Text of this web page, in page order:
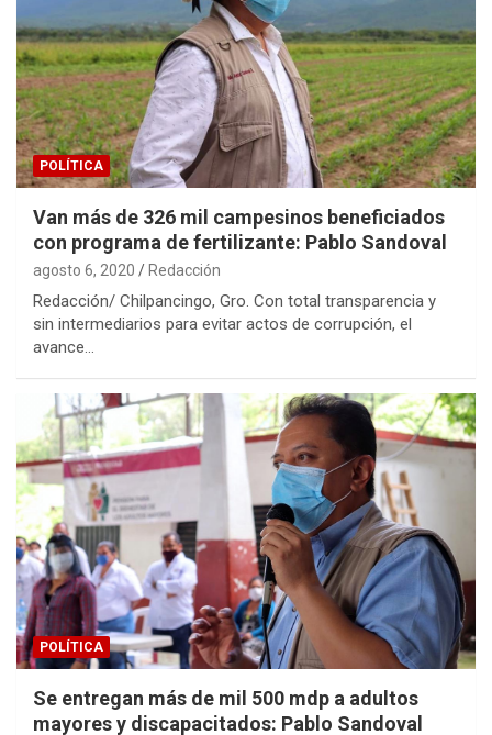
POLÍTICA
Van más de 326 mil campesinos beneficiados
con programa de fertilizante: Pablo Sandoval
agosto 6, 2020 Redacción
Redacción/ Chilpancingo, Gro. Con total transparencia y
sin intermediarios para evitar actos de corrupción, el
avance…
POLÍTICA
Se entregan más de mil 500 mdp a adultos
mayores y discapacitados: Pablo Sandoval